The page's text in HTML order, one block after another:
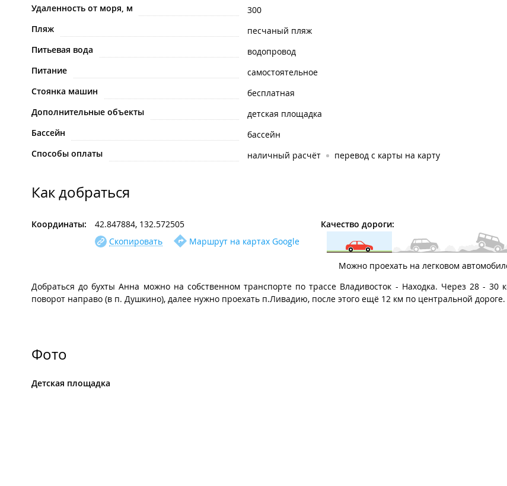
Удаленность от моря, м
300
Пляж
песчаный пляж
Питьевая вода
водопровод
Питание
самостоятельное
Стоянка машин
бесплатная
Дополнительные объекты
детская площадка
Бассейн
бассейн
Способы оплаты
наличный расчёт перевод с карты на карту
Как добраться
Координаты:
42.847884, 132.572505
Скопировать
Маршрут на картах Google
Качество дороги:
Можно проехать на легковом
Добраться до бухты Анна можно на собственном транспорте по трассе Владивосток - Находка. Через 28 - 30
поворот направо (в п. Душкино), далее нужно проехать п.Ливадию, после этого ещё 12 км по центральной дороге.
Фото
Детская площадка